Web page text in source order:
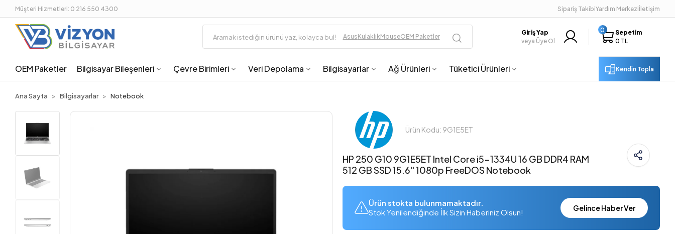
Müşteri Hizmetleri: 0 216 550 4300 Sipariş TakibiYardım Merkeziİletişim
AsusKulaklıkMouseOEM Paketler
Giriş Yap
veya Üye Ol
0
Sepetim
0 TL
OEM Paketler Bilgisayar Bileşenleri Çevre Birimleri Veri Depolama Bilgisayarlar Ağ Ürünleri Tüketici Ürünleri Kendin Topla
Ana Sayfa Bilgisayarlar Notebook
Ürün Kodu: 9G1E5ET
HP 250 G10 9G1E5ET Intel Core i5-1334U 16 GB DDR4 RAM
512 GB SSD 15.6" 1080p FreeDOS Notebook
Ürün stokta bulunmamaktadır.
Stok Yenilendiğinde İlk Sizin Haberiniz Olsun!
Gelince Haber Ver